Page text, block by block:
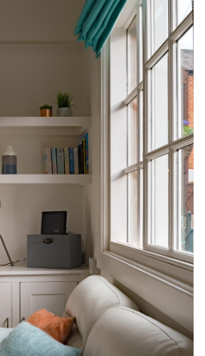
は本格的なバルクアップはしていませんが、冷凍弁
ンパクメニューには助けられています。この記事で
クアップに必要な栄養素を効率的に摂れる宅配冷凍
介します。バルクアップに必要な栄養素ってどのく
ルクアップに必要な栄養素の目安筋肥大には十分な